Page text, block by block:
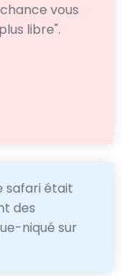
vous
libre".
safari était
des
niqué sur